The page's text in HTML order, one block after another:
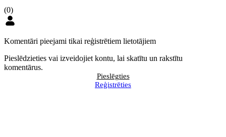
(0)
Komentāri pieejami tikai reģistrētiem lietotājiem
Pieslēdzieties vai izveidojiet kontu, lai skatītu un rakstītu
komentārus.
Pieslēgties
Reģistrēties